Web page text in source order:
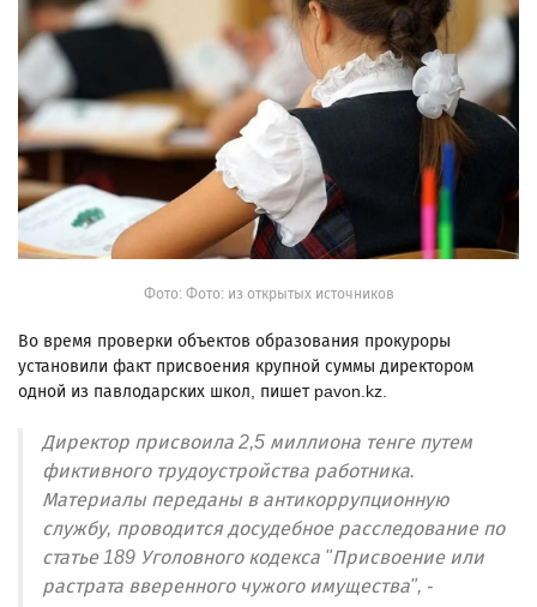
Фото: Фото: из открытых источников
Во время проверки объектов образования прокуроры
установили факт присвоения крупной суммы директором
одной из павлодарских школ, пишет pavon.kz.
Директор присвоила 2,5 миллиона тенге путем
фиктивного трудоустройства работника.
Материалы переданы в антикоррупционную
службу, проводится досудебное расследование по
статье 189 Уголовного кодекса "Присвоение или
растрата вверенного чужого имущества", -